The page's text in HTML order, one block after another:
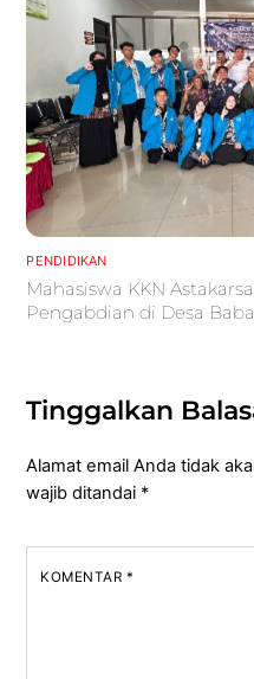
PENDIDIKAN
Mahasiswa KKN
Pengabdian di Desa
Tinggalkan
Alamat email Anda tidak
wajib ditandai *
KOMENTAR *